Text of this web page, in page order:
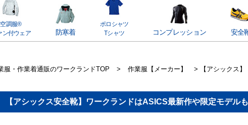
空調服®
ン付ウェア
防寒着
ポロシャツ
Tシャツ
コンプレッション 安全
服・作業着通販のワークランドTOP > 作業服【メーカー】 > 【アシックス】
【アシックス安全靴】ワークランドはASICS最新作や限定モデル